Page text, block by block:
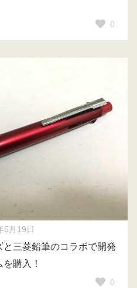
0
5月19日
三菱鉛筆のコラボで開発
購入！
0